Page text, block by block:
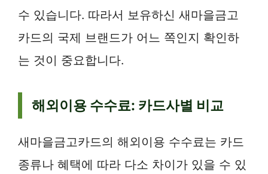
수 있습니다. 따라서 보유하신 새마을금고
카드의 국제 브랜드가 어느 쪽인지 확인하
는 것이 중요합니다.
해외이용 수수료: 카드사별 비교
새마을금고카드의 해외이용 수수료는 카드
종류나 혜택에 따라 다소 차이가 있을 수 있